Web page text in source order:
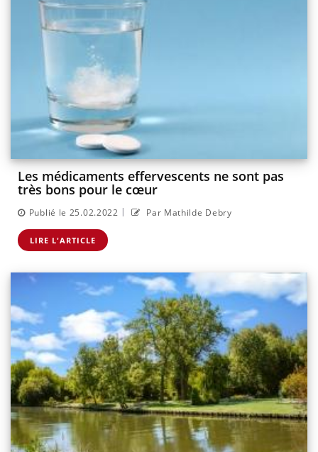
Les médicaments effervescents ne sont pas
très bons pour le cœur
Publié le 25.02.2022 | Par Mathilde Debry
LIRE L'ARTICLE